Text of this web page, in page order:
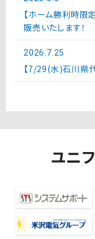
【ホーム勝利時限
販売いたします！
2026.7.25
【7/29(水)石川県
ユニ